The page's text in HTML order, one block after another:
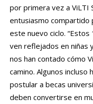
por primera vez a ViLTI
entusiasmo compartido
este nuevo ciclo.
ven reflejados en niñas
nos han contado cómo
camino. Algunos
postular a becas
deben convertirse en